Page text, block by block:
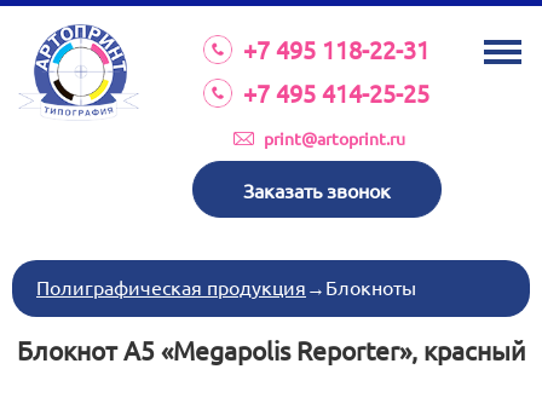
+7 495 118-22-31
+7 495 414-25-25
print@artoprint.ru
Заказать звонок
О КОМПАНИИ
УСЛУГИ
КАТАЛОГ
ТРЕБОВАНИЯ К МАКЕТАМ
НОВОСТИ
ИНВЕСТИЦИИ
КОНТАКТЫ
Полиграфическая продукция → Блокноты
Блокнот А5 «Megapolis Reporter», красный